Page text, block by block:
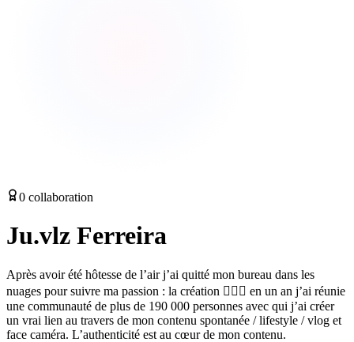
0 collaboration
Ju.vlz Ferreira
Après avoir été hôtesse de l’air j’ai quitté mon bureau dans les
nuages pour suivre ma passion : la création 🧚🏼‍♀️ en un an j’ai réunie
une communauté de plus de 190 000 personnes avec qui j’ai créer
un vrai lien au travers de mon contenu spontanée / lifestyle / vlog et
face caméra. L’authenticité est au cœur de mon contenu.